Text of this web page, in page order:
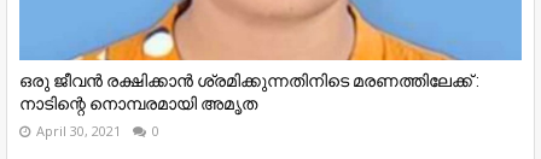
ഒരു ജീവൻ രക്ഷിക്കാൻ ശ്രമിക്കുന്നതിനിടെ മരണത്തിലേക്ക് :
നാടിന്റെ നൊമ്പരമായി അമൃത
April 30, 2021 0